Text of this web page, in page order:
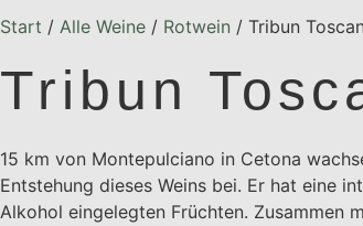
Start / Alle Weine / Rotwein / Tribun
Tribun
15 km von Montepulciano in Cetona
Entstehung dieses Weins bei. Er hat eine
Alkohol eingelegten Früchten. Zusammen